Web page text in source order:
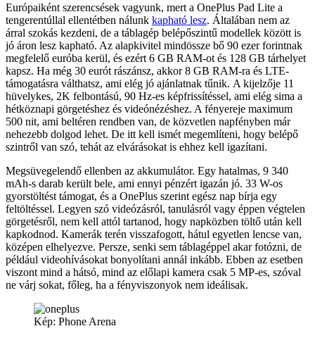
Európaiként szerencsések vagyunk, mert a OnePlus Pad Lite a
tengerentúllal ellentétben nálunk kapható lesz. Általában nem az
árral szokás kezdeni, de a táblagép belépőszintű modellek között is
jó áron lesz kapható. Az alapkivitel mindössze bő 90 ezer forintnak
megfelelő euróba kerül, és ezért 6 GB RAM-ot és 128 GB tárhelyet
kapsz. Ha még 30 eurót rászánsz, akkor 8 GB RAM-ra és LTE-
támogatásra válthatsz, ami elég jó ajánlatnak tűnik. A kijelzője 11
hüvelykes, 2K felbontású, 90 Hz-es képfrissítéssel, ami elég sima a
hétköznapi görgetéshez és videónézéshez. A fényereje maximum
500 nit, ami beltéren rendben van, de közvetlen napfényben már
nehezebb dolgod lehet. De itt kell ismét megemlíteni, hogy belépő
szintről van szó, tehát az elvárásokat is ehhez kell igazítani.
Megsüvegelendő ellenben az akkumulátor. Egy hatalmas, 9 340
mAh-s darab került bele, ami ennyi pénzért igazán jó. 33 W-os
gyorstöltést támogat, és a OnePlus szerint egész nap bírja egy
feltöltéssel. Legyen szó videózásról, tanulásról vagy éppen végtelen
görgetésről, nem kell attól tartanod, hogy napközben töltő után kell
kapkodnod. Kamerák terén visszafogott, hátul egyetlen lencse van,
középen elhelyezve. Persze, senki sem táblagéppel akar fotózni, de
például videohívásokat bonyolítani annál inkább. Ebben az esetben
viszont mind a hátsó, mind az előlapi kamera csak 5 MP-es, szóval
ne várj sokat, főleg, ha a fényviszonyok nem ideálisak.
Kép: Phone Arena